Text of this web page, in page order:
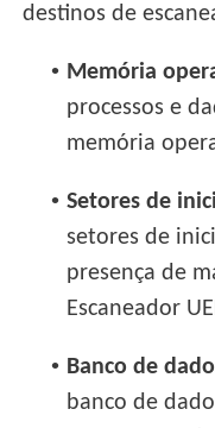
destinos de
• Memória
processos e
memória
• Setores de
setores de
presença de
Escaneador
• Banco de
banco de